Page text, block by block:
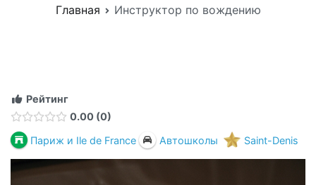
Главная Инструктор по вождению
Рейтинг
0.00 0
Париж и Ile de France
Автошколы Saint-Denis